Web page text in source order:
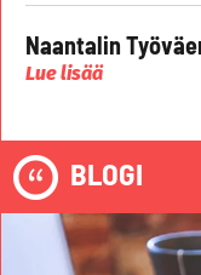
Naantalin
Lue lisää
BLOGI